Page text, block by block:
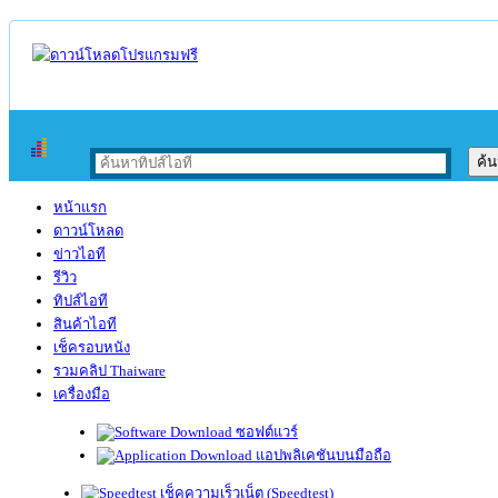
หน้าแรก
ดาวน์โหลด
ข่าวไอที
รีวิว
ทิปส์ไอที
สินค้าไอที
เช็ครอบหนัง
รวมคลิป Thaiware
เครื่องมือ
ซอฟต์แวร์
แอปพลิเคชันบนมือถือ
เช็คความเร็วเน็ต (Speedtest)